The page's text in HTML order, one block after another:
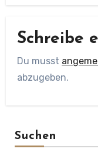
Schreibe
Du musst
abzugeben.
Suchen